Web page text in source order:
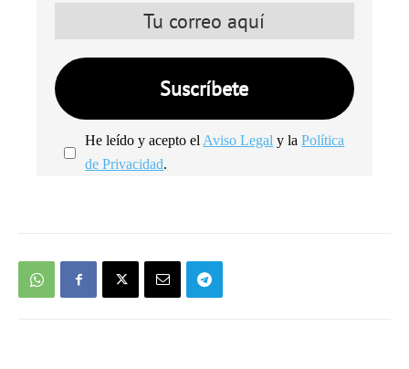
He leído y acepto el Aviso Legal y laPolítica
de Privacidad.